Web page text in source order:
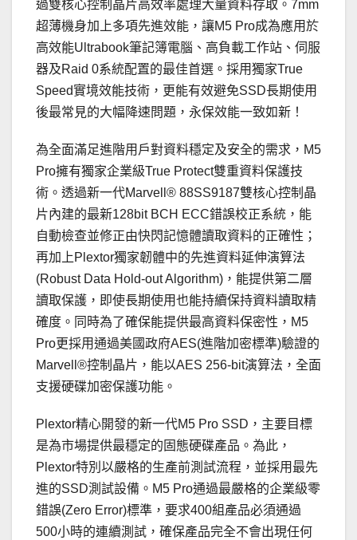
過雙核心控制晶片高效率處理大量資料存取。7mm
超薄機身加上多項先進效能，讓M5 Pro成為應用於
高效能Ultrabook筆記簿電腦、高負載工作站、伺服
器及Raid 0系統配置的最佳首選。採用獨家True
Speed實境效能技術，更能有效避免SSD長期使用
後最常見的大幅降速問題，永保效能一致如新！
為全面滿足進階用戶對資料穩定及安全的需求，M5
Pro擁有獨家企業級True Protect雙重資料保護技
術。透過新一代Marvell® 88SS9187雙核心控制晶
片內建的最新128bit BCH ECC錯誤校正系統，能
自動檢查並修正由快閃記憶體讀取資料的正確性；
再加上Plextor獨家韌體中的先進資料延伸演算法
(Robust Data Hold-out Algorithm)，能提供第二層
讀取保護，即使長期使用也能持續保持資料讀取精
確度。同時為了確保能提供最高資料保密性，M5
Pro更採用通過美國政府AES(進階加密標準)驗證的
Marvell®控制晶片，能以AES 256-bit演算法，全面
支援硬碟加密保護功能。
Plextor精心開發的新一代M5 Pro SSD，主要目標
是為市場提供最穩定的固態硬碟產品。為此，
Plextor特別以嚴格的生產前測試流程，並採用最先
進的SSD測試設備。M5 Pro通過最嚴格的企業級零
錯誤(Zero Error)標準，要求400組產品必須通過
500小時的連續測試，確保產品完全不會出現任何